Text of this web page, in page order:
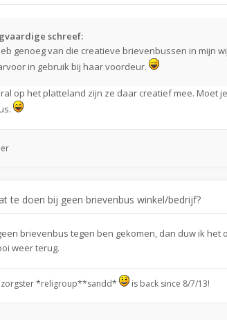
schreef:
genoeg van die creatieve brievenbussen in mijn
in gebruik bij haar voordeur.
op het platteland zijn ze daar creatief mee.
te doen bij geen brievenbus winkel/bedrijf?
brievenbus tegen ben gekomen, dan duw ik
weer terug.
*religroup**sandd* is back since 8/7/13!